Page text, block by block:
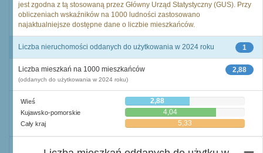
jest zgodna z tą stosowaną przez Główny Urząd Statystyczny (GUS). Przy
obliczeniach wskaźników na 1000 ludności zastosowano
najaktualniejsze dostępne dane o liczbie mieszkańców.
1
Liczba nieruchomości oddanych do użytkowania w 2024 roku
2,88
Liczba mieszkań na 1000 mieszkańców
(oddanych do użytkowania w 2024 roku)
Wieś 2,88
Kujawsko-pomorskie 4,04
Cały kraj 5,33